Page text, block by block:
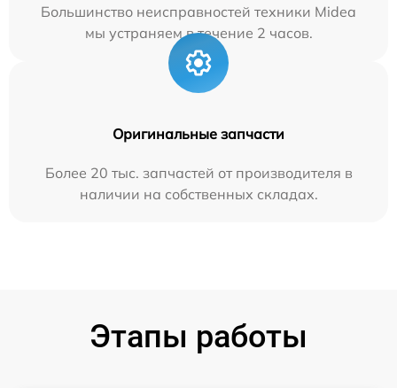
Большинство неисправностей техники Midea
мы устраняем в течение 2 часов.
Оригинальные запчасти
Более 20 тыс. запчастей от производителя в
наличии на собственных складах.
Этапы работы